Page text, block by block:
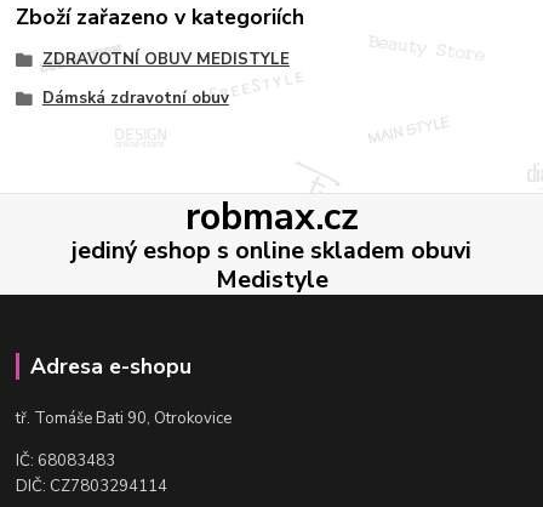
Zboží zařazeno v kategoriích
ZDRAVOTNÍ OBUV MEDISTYLE
Dámská zdravotní obuv
robmax.cz
jediný eshop s online skladem obuvi
Medistyle
Adresa e-shopu
tř. Tomáše Bati 90, Otrokovice
IČ: 68083483
DIČ: CZ7803294114